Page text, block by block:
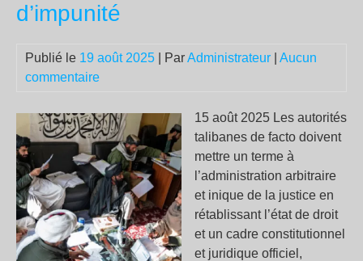
d’impunité
Publié le 19 août 2025 | ParAdministrateur
Aucun
commentaire
15 août 2025 Les autorités
talibanes de facto doivent
mettre un terme à
l’administration arbitraire
et inique de la justice en
rétablissant l’état de droit
et un cadre constitutionnel
et juridique officiel,